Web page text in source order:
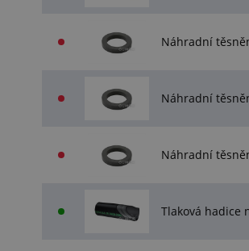
Náhradní
Náhradní
Náhradní
Tlaková hadice